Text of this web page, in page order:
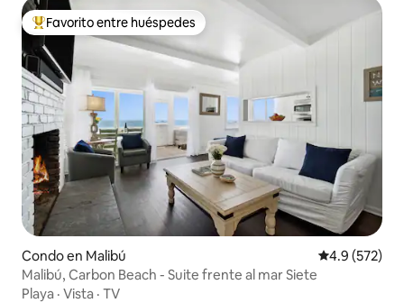
Favorito entre huéspedes preferido
Favorito entre huéspedes
Condo en Malibú Calificación
4.9 (572)
Malibú, Carbon Beach - Suite frente al mar Siete
Playa · Vista · TV